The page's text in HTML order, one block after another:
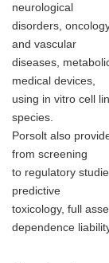
neurological
disorders,
and vascular
diseases,
medical devices,
using in vitro cell
species.
Porsolt also
from screening
to regulatory
predictive
toxicology, full
dependence